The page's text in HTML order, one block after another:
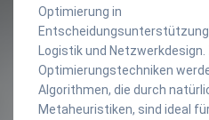
Optimierung in
Logistik und
Optimierungstechniken
Algorithmen, die durch
Metaheuristiken, sind ideal